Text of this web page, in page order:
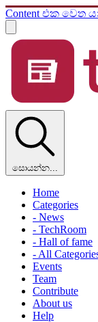
Content එක වෙත
සොයන්න...
Home
Categories
- News
- TechRoom
- Hall of fame
- All
Events
Team
Contribute
About us
Help